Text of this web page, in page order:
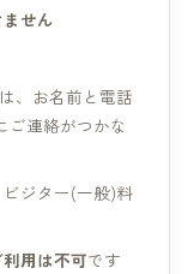
せん
、お名前と電話
ご連絡がつかな
ジター(一般)料
用は不可です